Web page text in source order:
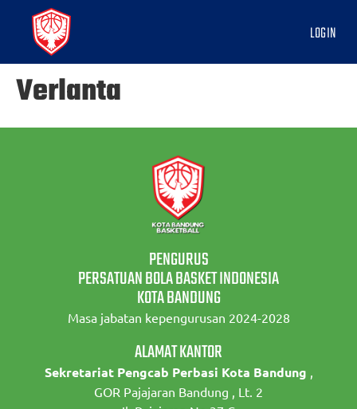
LOGIN
Verlanta
PENGURUS
PERSATUAN BOLA BASKET INDONESIA
KOTA BANDUNG
Masa jabatan kepengurusan 2024-2028
ALAMAT KANTOR
Sekretariat Pengcab Perbasi Kota Bandung ,
GOR Pajajaran Bandung , Lt. 2